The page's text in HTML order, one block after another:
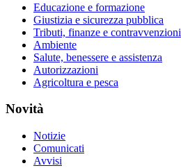
Educazione e formazione
Giustizia e sicurezza pubblica
Tributi, finanze e contravvenzioni
Ambiente
Salute, benessere e assistenza
Autorizzazioni
Agricoltura e pesca
Novità
Notizie
Comunicati
Avvisi